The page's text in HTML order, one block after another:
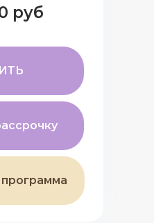
руб